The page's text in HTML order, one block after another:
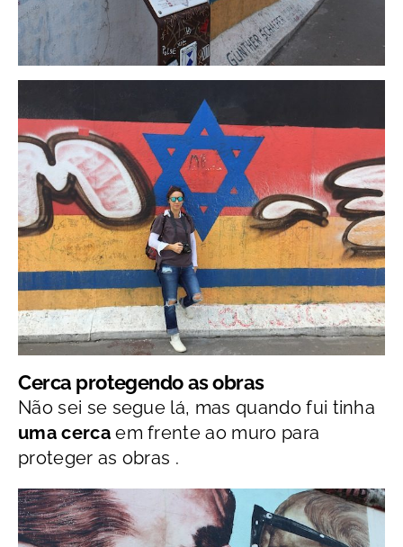
Cerca protegendo as obras
Não sei se segue lá, mas quando fui tinha
uma cercaem frente ao muro para
proteger as obras .